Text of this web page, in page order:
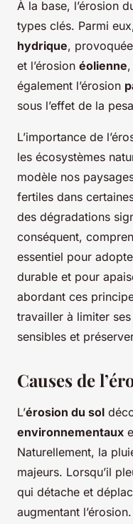
À la base, l’érosion
types clés. Parmi
hydrique,
et l’érosion éolienne
également l’érosion
sous l’effet de la
L’importance de
les écosystèmes
modèle nos
fertiles dans
des dégradations
conséquent,
essentiel pour
durable et pour
abordant ces
travailler à limiter
sensibles et
Causes de
L’érosion du sol
environnementaux
Naturellement, la
majeurs. Lorsqu’il
qui détache et
augmentant